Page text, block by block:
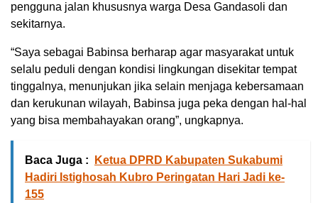
pengguna jalan khususnya warga Desa Gandasoli dan
sekitarnya.
“Saya sebagai Babinsa berharap agar masyarakat untuk
selalu peduli dengan kondisi lingkungan disekitar tempat
tinggalnya, menunjukan jika selain menjaga kebersamaan
dan kerukunan wilayah, Babinsa juga peka dengan hal-hal
yang bisa membahayakan orang”, ungkapnya.
Baca Juga :
Ketua DPRD Kabupaten Sukabumi
Hadiri Istighosah Kubro Peringatan Hari Jadi ke-
155